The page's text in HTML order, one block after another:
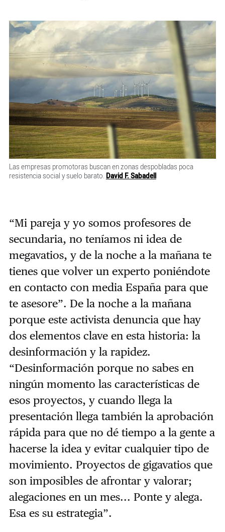
Las empresas promotoras buscan en zonas despobladas poca
resistencia social y suelo barato. David F. Sabadell
“Mi pareja y yo somos profesores de
secundaria, no teníamos ni idea de
megavatios, y de la noche a la mañana te
tienes que volver un experto poniéndote
en contacto con media España para que
te asesore”. De la noche a la mañana
porque este activista denuncia que hay
dos elementos clave en esta historia: la
desinformación y la rapidez.
“Desinformación porque no sabes en
ningún momento las características de
esos proyectos, y cuando llega la
presentación llega también la aprobación
rápida para que no dé tiempo a la gente a
hacerse la idea y evitar cualquier tipo de
movimiento. Proyectos de gigavatios que
son imposibles de afrontar y valorar;
alegaciones en un mes... Ponte y alega.
Esa es su estrategia”.